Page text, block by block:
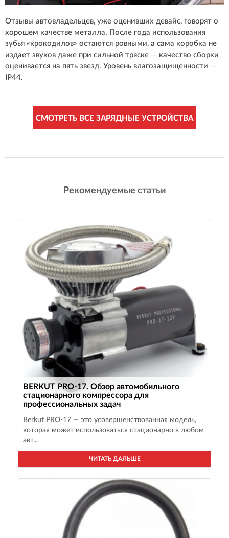
Отзывы автовладельцев, уже оценивших девайс, говорят о
хорошем качестве металла. После года использования
зубья «крокодилов» остаются ровными, а сама коробка не
издает звуков даже при сильной тряске — качество сборки
оценивается на пять звезд. Уровень влагозащищенности —
IP44.
СМОТРЕТЬ ВСЕ ЗАРЯДНЫЕ УСТРОЙСТВА
Рекомендуемые статьи
BERKUT PRO-17. Обзор автомобильного
стационарного компрессора для
профессиональных задач
Berkut PRO-17 — это усовершенствованная модель,
которая может использоваться стационарно в любом
авт...
ЧИТАТЬ ДАЛЬШЕ